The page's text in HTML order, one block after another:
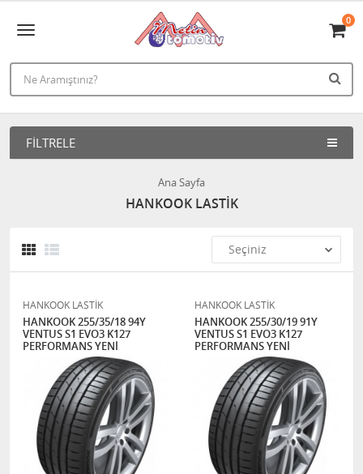
0
FILTRELE
Ana Sayfa
HANKOOK LASTİK
HANKOOK LASTİK
HANKOOK 255/35/18 94Y
VENTUS S1 EVO3 K127
PERFORMANS YENİ
HANKOOK LASTİK
HANKOOK 255/30/19 91Y
VENTUS S1 EVO3 K127
PERFORMANS YENİ